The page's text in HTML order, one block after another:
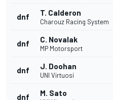
dnf T. Calderon
Charouz Racing System
dnf C. Novalak
MP Motorsport
dnf J. Doohan
UNI Virtuosi
dnf M. Sato